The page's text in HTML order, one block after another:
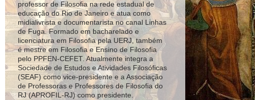
professor de Filosofia na rede estadual de
educação do Rio de Janeiro e atua como
midialivrista e documentarista no canal Linhas
de Fuga. Formado em bacharelado e
licenciatura em Filosofia pela UERJ, também
é mestre em Filosofia e Ensino de Filosofia
pelo PPFEN-CEFET. Atualmente integra a
Sociedade de Estudos e Atividades Filosóficas
(SEAF) como vice-presidente e a Associação
de Professoras e Professores de Filosofia do
RJ (APROFIL-RJ) como presidente.